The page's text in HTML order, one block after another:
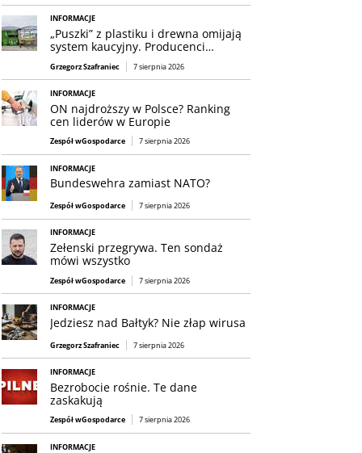
INFORMACJE
„Puszki” z plastiku i drewna omijają
system kaucyjny. Producenci…
Grzegorz Szafraniec 7 sierpnia 2026
INFORMACJE
ON najdroższy w Polsce? Ranking
cen liderów w Europie
Zespół wGospodarce 7 sierpnia 2026
INFORMACJE
Bundeswehra zamiast NATO?
Zespół wGospodarce 7 sierpnia 2026
INFORMACJE
Zełenski przegrywa. Ten sondaż
mówi wszystko
Zespół wGospodarce 7 sierpnia 2026
INFORMACJE
Jedziesz nad Bałtyk? Nie złap wirusa
Grzegorz Szafraniec 7 sierpnia 2026
INFORMACJE
Bezrobocie rośnie. Te dane
zaskakują
Zespół wGospodarce 7 sierpnia 2026
INFORMACJE